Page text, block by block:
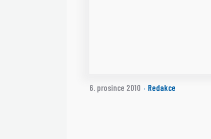
6. prosince 2010 · Redakce